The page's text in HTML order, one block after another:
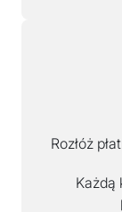
Rozłóż
Każdą